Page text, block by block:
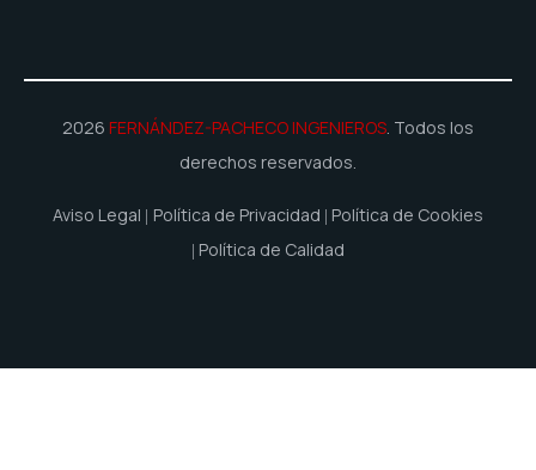
2026 FERNÁNDEZ-PACHECO INGENIEROS . Todos los
derechos reservados.
Aviso Legal Política de Privacidad Política de Cookies
Política de Calidad